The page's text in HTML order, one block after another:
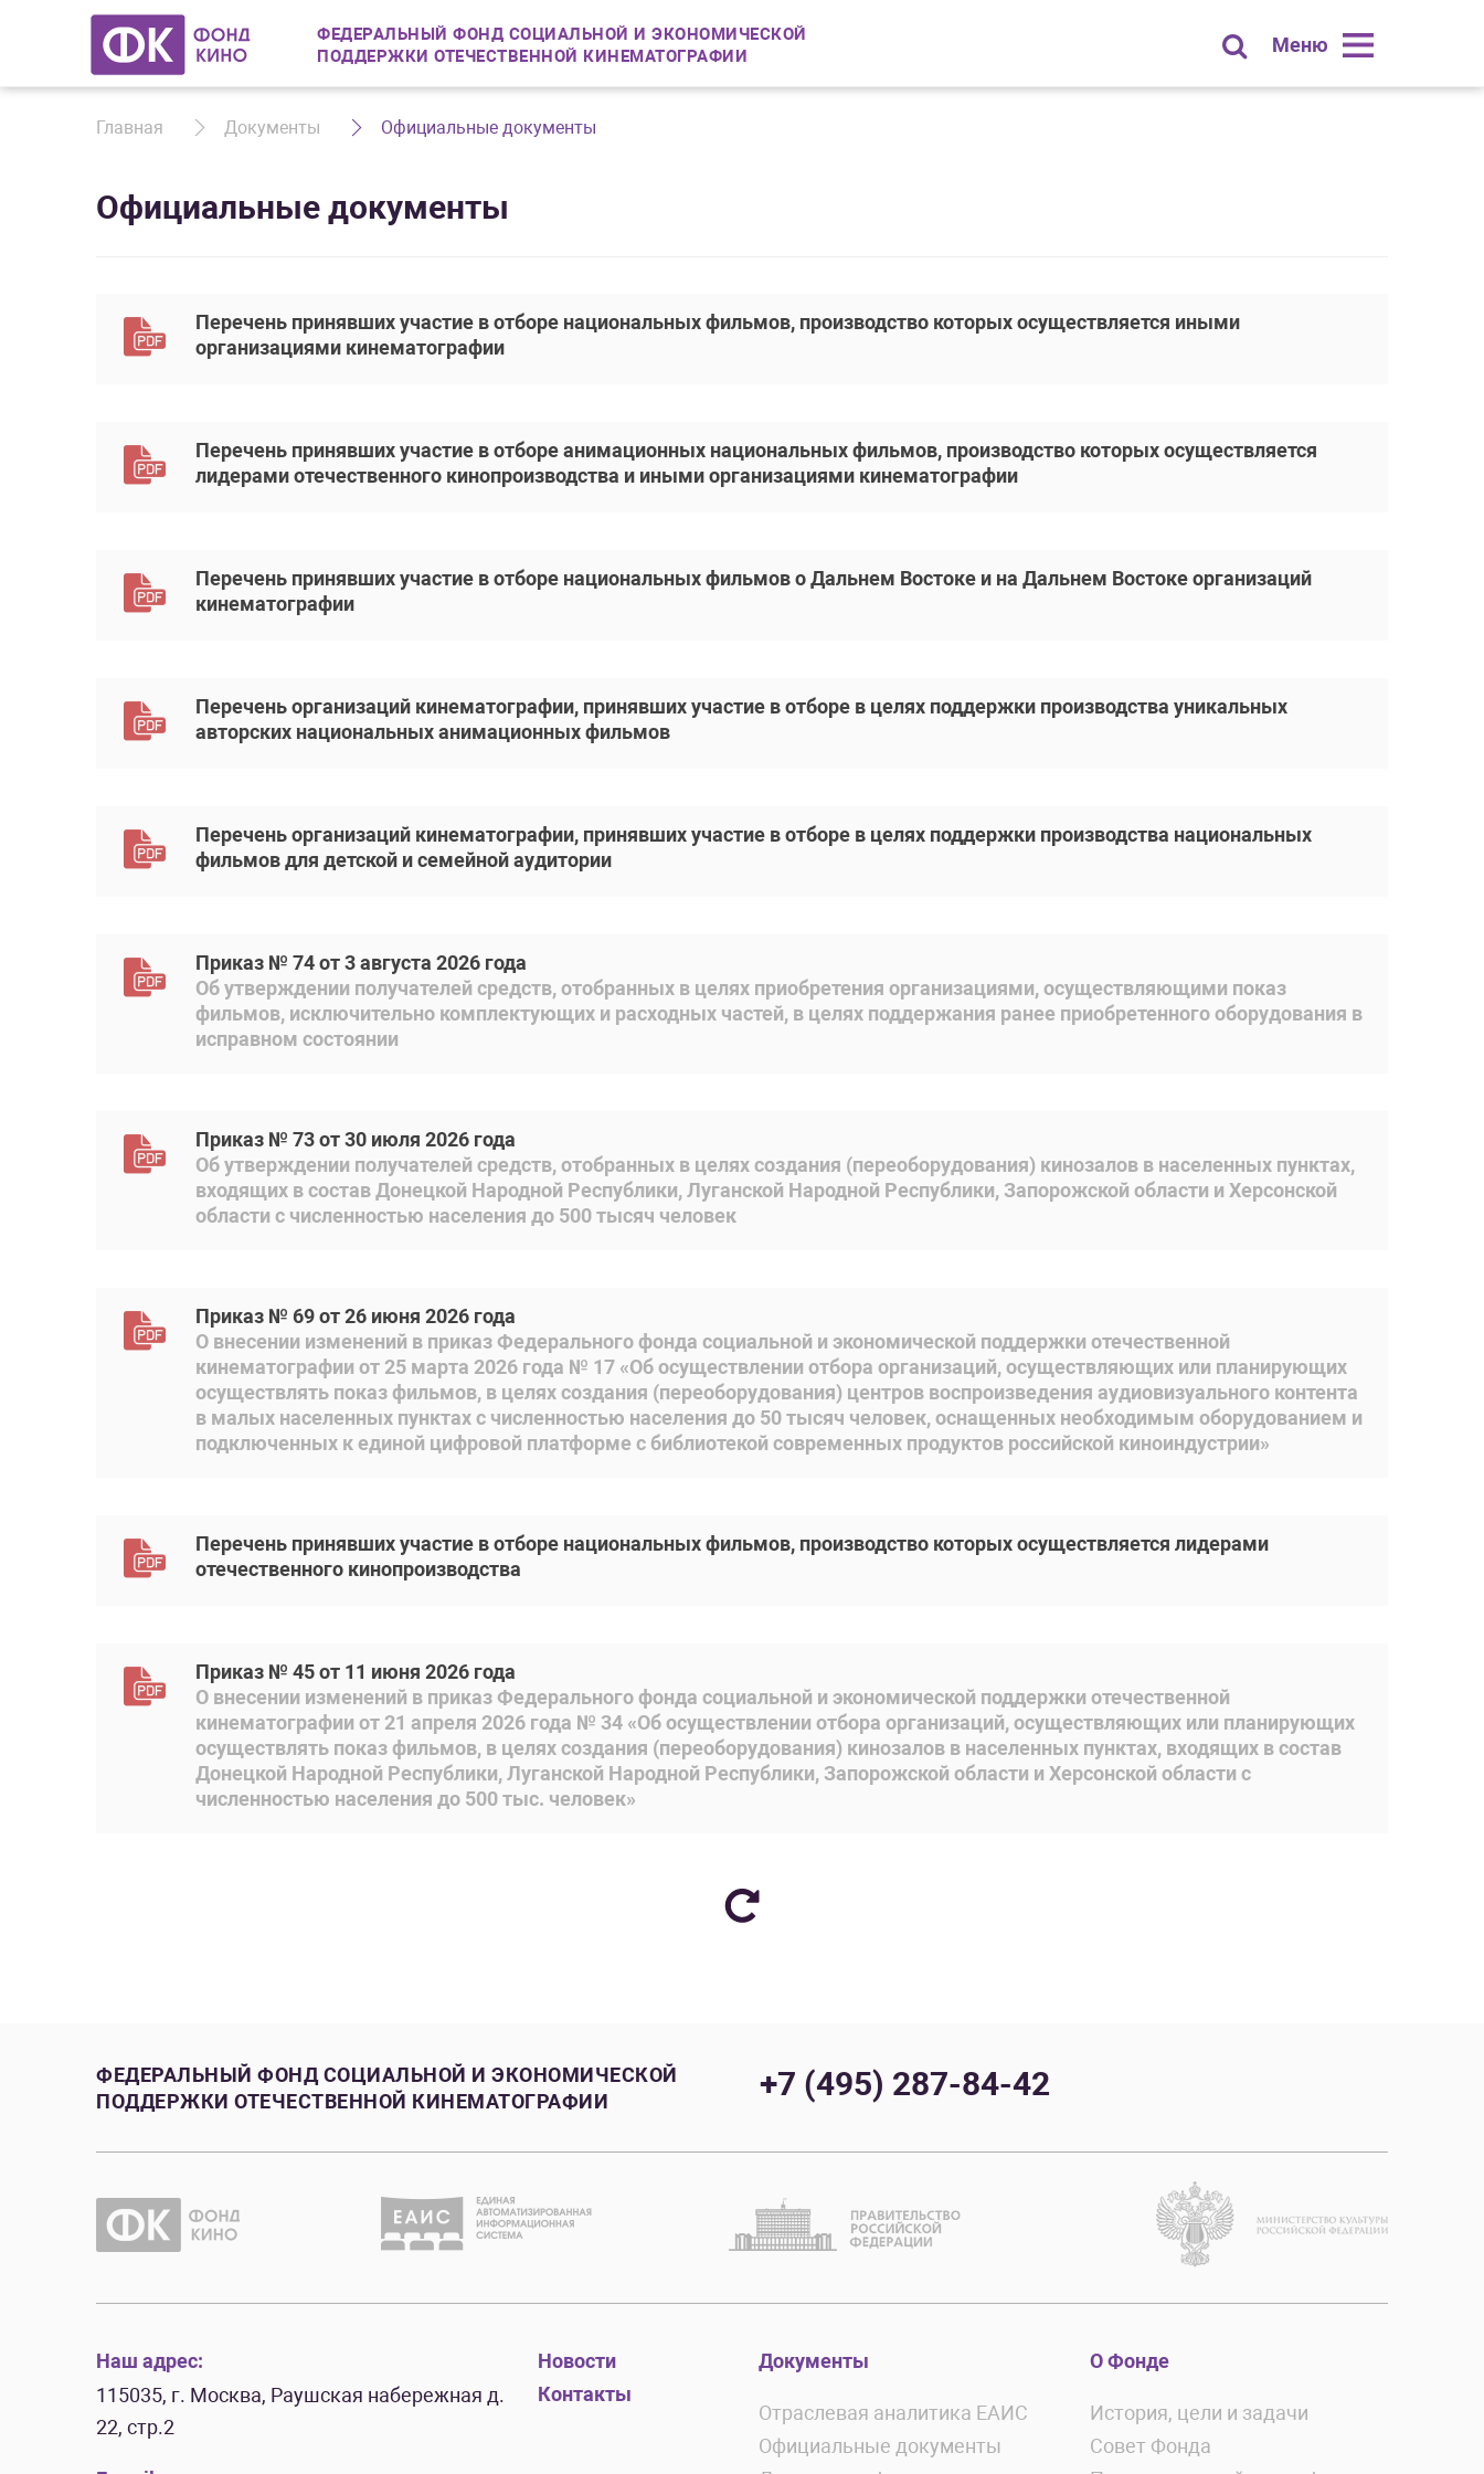
ФЕДЕРАЛЬНЫЙ ФОНД СОЦИАЛЬНОЙ И ЭКОНОМИЧЕСКОЙ
ПОДДЕРЖКИ ОТЕЧЕСТВЕННОЙ КИНЕМАТОГРАФИИ
Меню
Главная Документы Официальные документы
Официальные документы
Перечень принявших участие в отборе национальных фильмов, производство которых осуществляется иными
организациями кинематографии
Перечень принявших участие в отборе анимационных национальных фильмов, производство которых осуществляется
лидерами отечественного кинопроизводства и иными организациями кинематографии
Перечень принявших участие в отборе национальных фильмов о Дальнем Востоке и на Дальнем Востоке организаций
кинематографии
Перечень организаций кинематографии, принявших участие в отборе в целях поддержки производства уникальных
авторских национальных анимационных фильмов
Перечень организаций кинематографии, принявших участие в отборе в целях поддержки производства национальных
фильмов для детской и семейной аудитории
Приказ № 74 от 3 августа 2026 года
Об утверждении получателей средств, отобранных в целях приобретения организациями, осуществляющими показ
фильмов, исключительно комплектующих и расходных частей, в целях поддержания ранее приобретенного оборудования в
исправном состоянии
Приказ № 73 от 30 июля 2026 года
Об утверждении получателей средств, отобранных в целях создания (переоборудования) кинозалов в населенных пунктах,
входящих в состав Донецкой Народной Республики, Луганской Народной Республики, Запорожской области и Херсонской
области с численностью населения до 500 тысяч человек
Приказ № 69 от 26 июня 2026 года
О внесении изменений в приказ Федерального фонда социальной и экономической поддержки отечественной
кинематографии от 25 марта 2026 года № 17 «Об осуществлении отбора организаций, осуществляющих или планирующих
осуществлять показ фильмов, в целях создания (переоборудования) центров воспроизведения аудиовизуального контента
в малых населенных пунктах с численностью населения до 50 тысяч человек, оснащенных необходимым оборудованием и
подключенных к единой цифровой платформе с библиотекой современных продуктов российской киноиндустрии»
Перечень принявших участие в отборе национальных фильмов, производство которых осуществляется лидерами
отечественного кинопроизводства
Приказ № 45 от 11 июня 2026 года
О внесении изменений в приказ Федерального фонда социальной и экономической поддержки отечественной
кинематографии от 21 апреля 2026 года № 34 «Об осуществлении отбора организаций, осуществляющих или планирующих
осуществлять показ фильмов, в целях создания (переоборудования) кинозалов в населенных пунктах, входящих в состав
Донецкой Народной Республики, Луганской Народной Республики, Запорожской области и Херсонской области с
численностью населения до 500 тыс. человек»
ФЕДЕРАЛЬНЫЙ ФОНД СОЦИАЛЬНОЙ И ЭКОНОМИЧЕСКОЙ
ПОДДЕРЖКИ ОТЕЧЕСТВЕННОЙ КИНЕМАТОГРАФИИ
+7 (495) 287-84-42
Наш адрес:
115035, г. Москва, Раушская набережная д.
22, стр.2
Новости
Контакты
Документы
Отраслевая аналитика ЕАИС
Официальные документы
О Фонде
История, цели и задачи
Совет Фонда